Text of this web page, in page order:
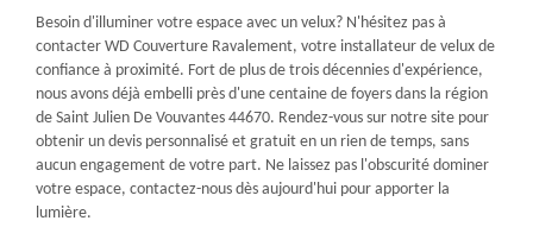
Besoin d'illuminer votre espace avec un velux? N'hésitez pas à
contacter WD Couverture Ravalement, votre installateur de velux de
confiance à proximité. Fort de plus de trois décennies d'expérience,
nous avons déjà embelli près d'une centaine de foyers dans la région
de Saint Julien De Vouvantes 44670. Rendez-vous sur notre site pour
obtenir un devis personnalisé et gratuit en un rien de temps, sans
aucun engagement de votre part. Ne laissez pas l'obscurité dominer
votre espace, contactez-nous dès aujourd'hui pour apporter la
lumière.